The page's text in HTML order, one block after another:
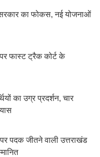
सरकार का फोकस, नई योजनाओं
फास्ट ट्रैक कोर्ट के
का उग्र प्रदर्शन, चार
पदक जीतने वाली उत्तराखंड